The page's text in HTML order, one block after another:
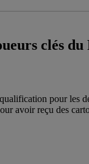
clés
pour les
avoir reçu des